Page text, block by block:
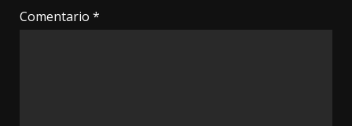
Comentario *